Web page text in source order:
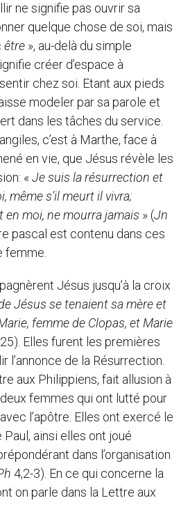
ne signifie pas ouvrir sa
quelque chose de soi, mais
être », au-delà du simple
créer d’espace à
chez soi. Etant aux pieds
modeler par sa parole et
dans les tâches du service.
c’est à Marthe, face à
en vie, que Jésus révèle les
« Je suis la résurrection et
même s’il meurt il vivra;
moi, ne mourra jamais » (Jn
pascal est contenu dans ces
femme.
Jésus jusqu’à la croix
Jésus se tenaient sa mère et
femme de Clopas, et Marie
Elles furent les premières
l’annonce de la Résurrection.
aux Philippiens, fait allusion à
femmes qui ont lutté pour
l’apôtre. Elles ont exercé le
ainsi elles ont joué
dans l’organisation
4,2-3). En ce qui concerne la
on parle dans la Lettre aux